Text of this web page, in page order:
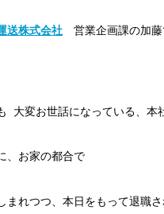
送株式会社 営業企画課の加藤
大変お世話になっている、本
、お家の都合で
まれつつ、本日をもって退職